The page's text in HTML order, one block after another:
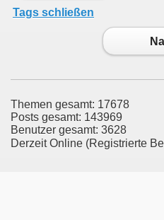
Tags schließen
Themen gesamt: 17678
Posts gesamt: 143969
Benutzer gesamt: 3628
Derzeit Online (Registrierte